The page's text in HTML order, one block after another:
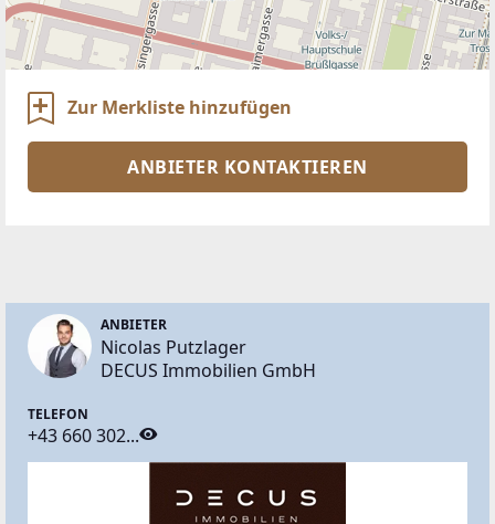
Zur Merkliste hinzufügen
ANBIETER KONTAKTIEREN
ANBIETER
Nicolas Putzlager
DECUS Immobilien GmbH
TELEFON
+43 660 302...